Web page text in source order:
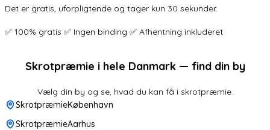
Det er gratis, uforpligtende og tager kun 30 sekunder.
✅ 100% gratis ✅ Ingen binding ✅ Afhentning inkluderet
Skrotpræmie i hele Danmark — find din by
Vælg din by og se, hvad du kan få i skrotpræmie.
SkrotpræmieKøbenhavn
SkrotpræmieAarhus